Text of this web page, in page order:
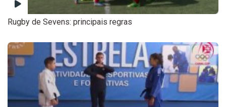
Rugby de Sevens: principais regras